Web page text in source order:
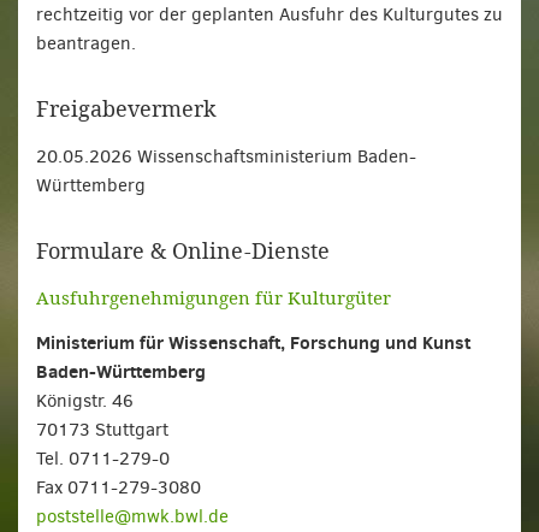
rechtzeitig vor der geplanten Ausfuhr des Kulturgutes zu
beantragen.
Freigabevermerk
20.05.2026 Wissenschaftsministerium Baden-
Württemberg
Formulare & Online-Dienste
Ausfuhrgenehmigungen für Kulturgüter
Ministerium für Wissenschaft, Forschung und Kunst
Baden-Württemberg
Königstr. 46
70173 Stuttgart
Tel. 0711-279-0
Fax 0711-279-3080
poststelle@mwk.bwl.de